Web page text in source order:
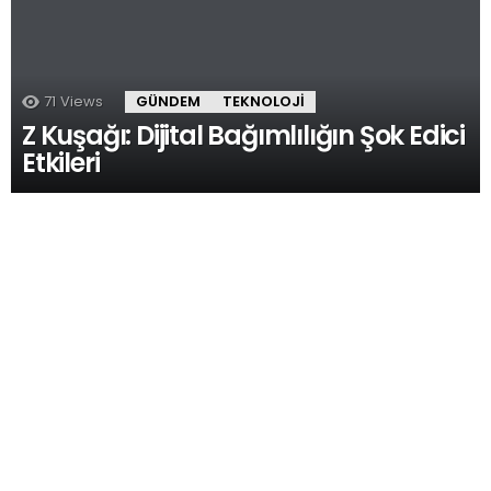
71 Views GÜNDEM TEKNOLOJI
Z Kuşağı: Dijital Bağımlılığın Şok Edici
Etkileri